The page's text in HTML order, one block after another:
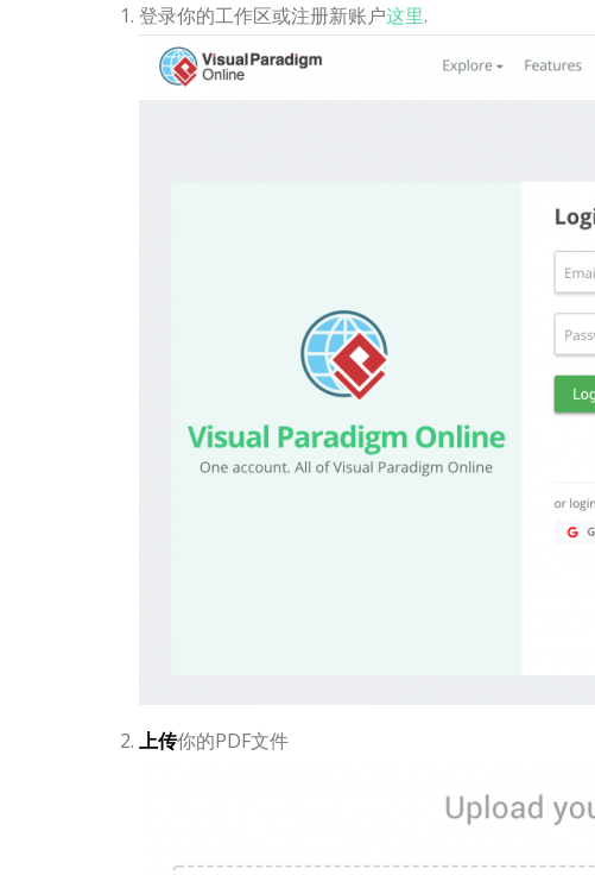
登录你的工作区或注册新账户这里.
上传你的PDF文件